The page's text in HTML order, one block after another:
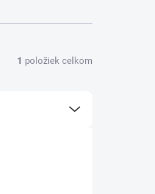
1 položiek celkom